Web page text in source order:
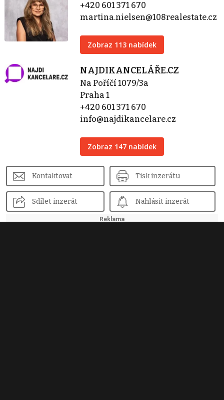
+420 601 371 670
martina.nielsen@108realestate.cz
Zobraz 113 nabídek
NAJDIKANCELÁŘE.CZ
Na Poříčí 1079/3a
Praha 1
+420 601 371 670
info@najdikancelare.cz
Zobraz 147 nabídek
Kontaktovat Tisk inzerátu
Sdílet inzerát Nahlásit inzerát